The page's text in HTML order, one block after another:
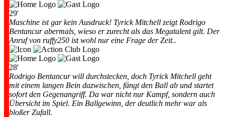
29'
Maschine ist gar kein Ausdruck! Tyrick Mitchell zeigt Rodrigo
Bentancur abermals, wieso er zurecht als das Megatalent gilt. Der
Anruf von ruffy250 ist wohl nur eine Frage der Zeit..
28'
Rodrigo Bentancur will durchstecken, doch Tyrick Mitchell geht
mit einem langen Bein dazwischen, fängt den Ball ab und startet
sofort den Gegenangriff. Da war nicht nur Kampf, sondern auch
Übersicht im Spiel. Ein Ballgewinn, der deutlich mehr war als
bloßer Zufall.